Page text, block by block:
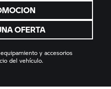
OFERTA
y accesorios
del vehículo.